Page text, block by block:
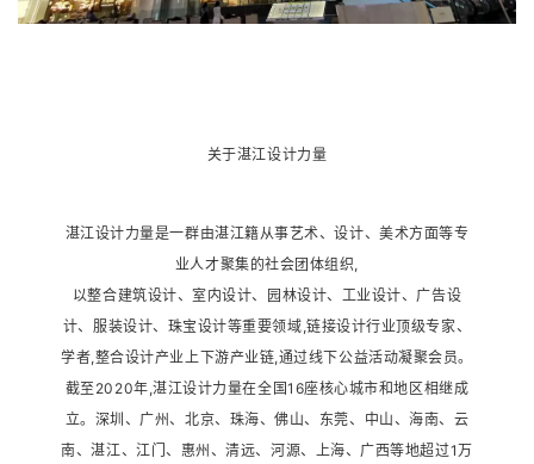
关于湛江设计力量
湛江设计力量是一群由湛江籍从事艺术、设计、美术方面等专
业人才聚集的社会团体组织,
以整合建筑设计、室内设计、园林设计、工业设计、广告设
计、服装设计、珠宝设计等重要领域,链接设计行业顶级专家、
学者,整合设计产业上下游产业链,通过线下公益活动凝聚会员。
截至2020年,湛江设计力量在全国16座核心城市和地区相继成
立。深圳、广州、北京、珠海、佛山、东莞、中山、海南、云
南、湛江、江门、惠州、清远、河源、上海、广西等地超过1万